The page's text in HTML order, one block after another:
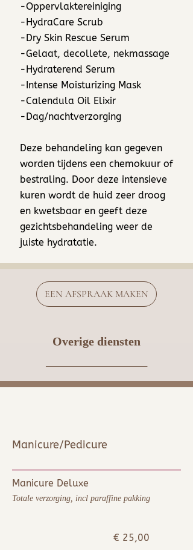
-Oppervlaktereiniging
-HydraCare Scrub
-Dry Skin Rescue Serum
-Gelaat, decollete, nekmassage
-Hydraterend Serum
-Intense Moisturizing Mask
-Calendula Oil Elixir
-Dag/nachtverzorging
Deze behandeling kan gegeven
worden tijdens een chemokuur of
bestraling. Door deze intensieve
kuren wordt de huid zeer droog
en kwetsbaar en geeft deze
gezichtsbehandeling weer de
juiste hydratatie.
EEN AFSPRAAK MAKEN
Overige diensten
Manicure/Pedicure
Manicure Deluxe
Totale verzorging, incl paraffine pakking
€ 25,00